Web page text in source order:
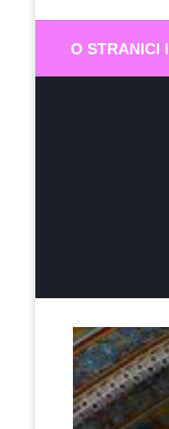
O STRANICI